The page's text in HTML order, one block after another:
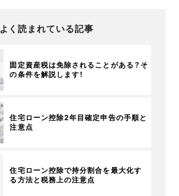
よく読まれている記事
固定資産税は免除されることがある？そ
の条件を解説します！
住宅ローン控除2年目確定申告の手順と
注意点
住宅ローン控除で持分割合を最大化す
る方法と税務上の注意点